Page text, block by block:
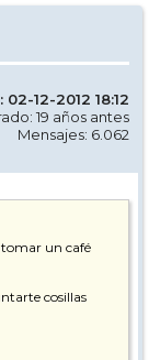
02-12-2012 18:12
19 años antes
Mensajes: 6.062
tomar un café
cosillas